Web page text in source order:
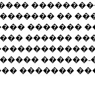
��
�������
������
�������